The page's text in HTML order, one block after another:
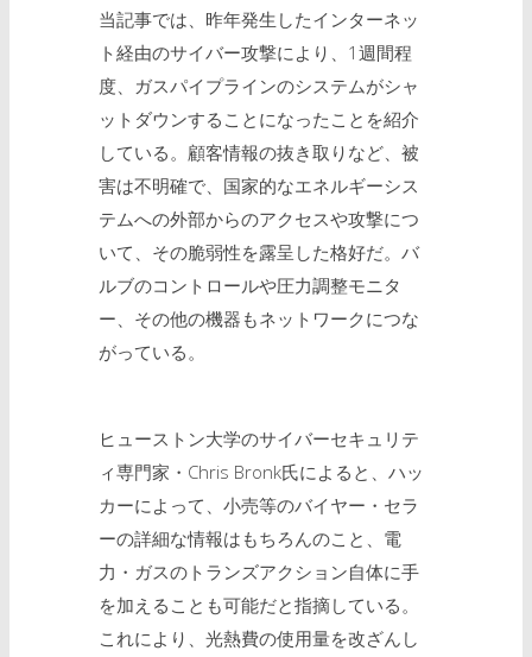
当記事では、昨年発生したインターネッ
ト経由のサイバー攻撃により、1週間程
度、ガスパイプラインのシステムがシャ
ットダウンすることになったことを紹介
している。顧客情報の抜き取りなど、被
害は不明確で、国家的なエネルギーシス
テムへの外部からのアクセスや攻撃につ
いて、その脆弱性を露呈した格好だ。バ
ルブのコントロールや圧力調整モニタ
ー、その他の機器もネットワークにつな
がっている。
ヒューストン大学のサイバーセキュリテ
ィ専門家・Chris Bronk氏によると、ハッ
カーによって、小売等のバイヤー・セラ
ーの詳細な情報はもちろんのこと、電
力・ガスのトランズアクション自体に手
を加えることも可能だと指摘している。
これにより、光熱費の使用量を改ざんし